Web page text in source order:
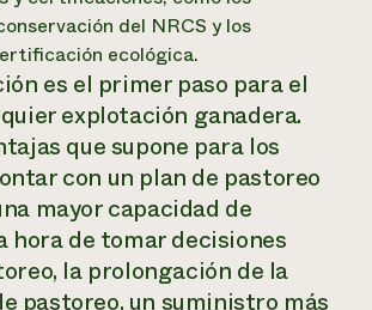
del NRCS y los
ecológica.
es el primer paso para el
explotación ganadera.
que supone para los
con un plan de pastoreo
mayor capacidad de
hora de tomar decisiones
la prolongación de la
pastoreo, un suministro más